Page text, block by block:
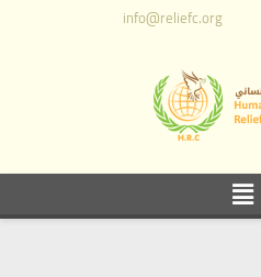
info@reliefc.org